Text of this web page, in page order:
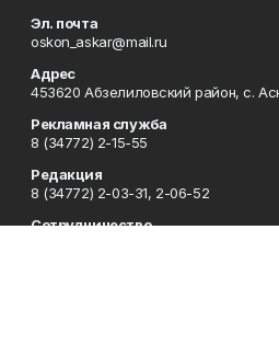
Эл. почта
oskon_askar@mail.ru
Адрес
453620 Абзелиловский район, с.
Рекламная служба
8 (34772) 2-15-55
Редакция
8 (34772) 2-03-31, 2-06-52
Сотрудничество